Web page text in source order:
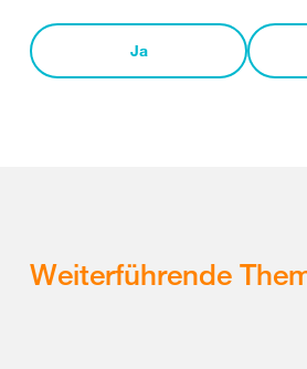
Ja
Weiterführende